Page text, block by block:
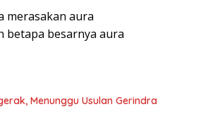
merasakan aura
betapa besarnya aura
Menunggu Usulan Gerindra